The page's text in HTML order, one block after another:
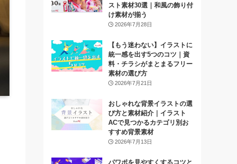
スト素材30選｜和風の飾り付
け素材が揃う
2026年7月28日
【もう迷わない】イラストに
統一感を出す5つのコツ｜資
料・チラシがまとまるフリー
素材の選び方
2026年7月21日
おしゃれな背景イラストの選
び方と素材紹介｜イラスト
ACで見つかるカテゴリ別お
すすめ背景素材
2026年7月13日
パワポを見やすくするコツと